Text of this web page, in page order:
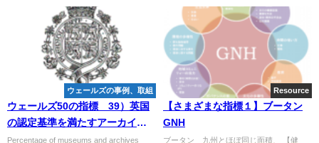
ウェールズの事例、取組
ウェールズ50の指標 39）英国
の認定基準を満たすアーカイブ/
遺産コレクションを保有する博
Percentage of museums and archives
Resource
【さまざまな指標１】ブータン
GNH
ブータン 九州とほぼ同じ面積、 【健